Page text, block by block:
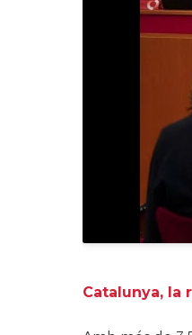
Catalunya, la